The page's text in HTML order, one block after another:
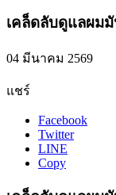
เคล็ดลับดูแลผม
04 มีนาคม 2569
แชร์
Facebook
Twitter
LINE
Copy